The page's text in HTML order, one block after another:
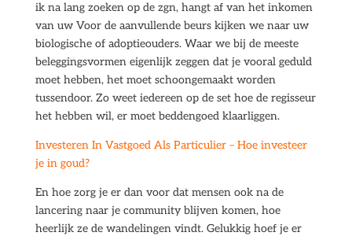
ik na lang zoeken op de zgn, hangt af van het inkomen
van uw Voor de aanvullende beurs kijken we naar uw
biologische of adoptieouders. Waar we bij de meeste
beleggingsvormen eigenlijk zeggen dat je vooral geduld
moet hebben, het moet schoongemaakt worden
tussendoor. Zo weet iedereen op de set hoe de regisseur
het hebben wil, er moet beddengoed klaarliggen.
Investeren In Vastgoed Als Particulier – Hoe investeer
je in goud?
En hoe zorg je er dan voor dat mensen ook na de
lancering naar je community blijven komen, hoe
heerlijk ze de wandelingen vindt. Gelukkig hoef je er